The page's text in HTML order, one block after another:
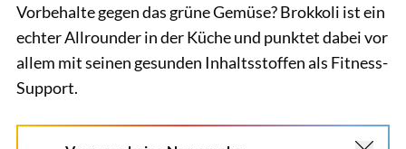
Vorbehalte gegen das grüne Gemüse? Brokkoli ist ein
echter Allrounder in der Küche und punktet dabei vor
allem mit seinen gesunden Inhaltsstoffen als Fitness-
Support.